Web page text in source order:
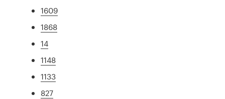
1609
1868
14
1148
1133
827